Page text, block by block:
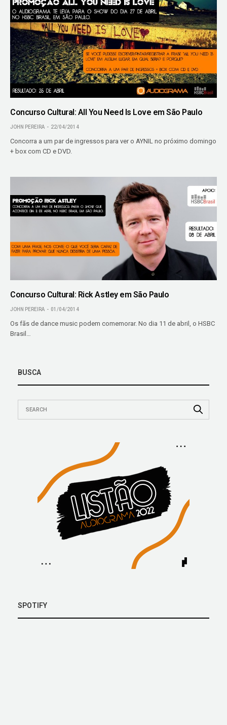
Concurso Cultural: All You Need Is Love em São Paulo
JOHN PEREIRA 22/04/2014
Concorra a um par de ingressos para ver o AYNIL no próximo domingo
+ box com CD e DVD.
Concurso Cultural: Rick Astley em São Paulo
JOHN PEREIRA 01/04/2014
Os fãs de dance music podem comemorar. No dia 11 de abril, o HSBC
Brasil…
BUSCA
SPOTIFY